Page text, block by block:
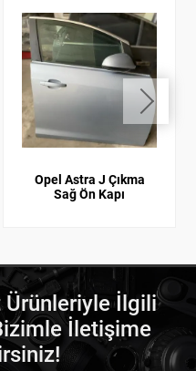
Opel Astra J Çıkma
Sağ Ön Kapı
Ürünleriyle İlgili
İletişime